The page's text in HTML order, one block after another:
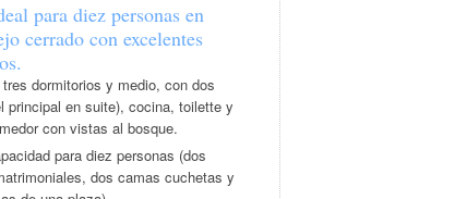
para diez personas en
cerrado con excelentes
dormitorios y medio, con dos
principal en suite), cocina, toilette y
con vistas al bosque.
para diez personas (dos
dos camas cuchetas y